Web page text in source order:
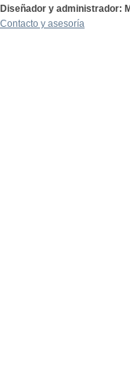
Diseñador y administrador:
Contacto y asesoría